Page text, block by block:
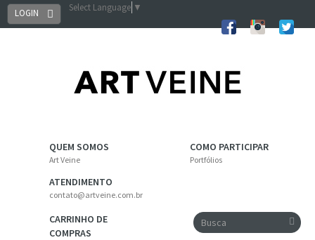
LOGIN Select Language ▼
QUEM SOMOS
Art Veine
COMO PARTICIPAR
Portfólios
ATENDIMENTO
contato@artveine.com.br
CARRINHO DE
COMPRAS